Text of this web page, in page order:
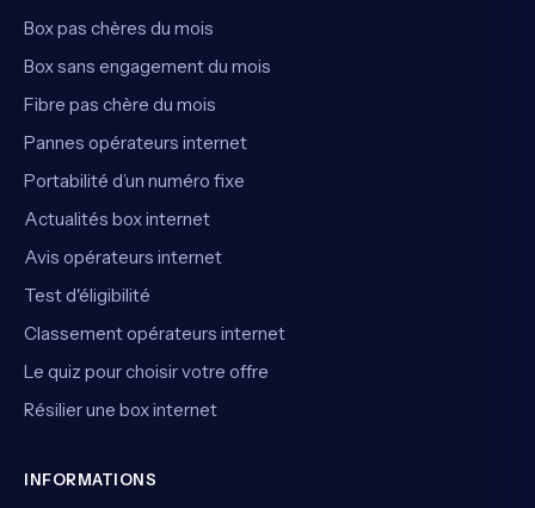
Box pas chères du mois
Box sans engagement du mois
Fibre pas chère du mois
Pannes opérateurs internet
Portabilité d’un numéro fixe
Actualités box internet
Avis opérateurs internet
Test d'éligibilité
Classement opérateurs internet
Le quiz pour choisir votre offre
Résilier une box internet
INFORMATIONS